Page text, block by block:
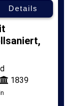
Details
1839